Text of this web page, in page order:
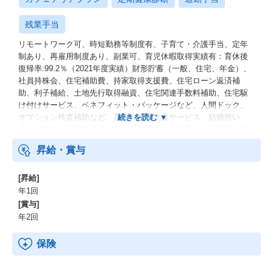
残業手当
リモートワーク可、時短勤務等制度有、子育て・介護手当、定年
制あり、再雇用制度あり、副業可、育児休暇取得実績有：育休後
復帰率:99.2％（2021年度実績）財形貯蓄（一般、住宅、年金）、
社員持株会、住宅補助費、持家取得支援費、住宅ローン返済補
助、利子補給、土地先行取得融資、住宅関連手数料補助、住宅駆
け付けサービス、ベネフィット・パッケージなど、人間ドック、
オプション検査補助など、育児・介護支援サービス、結婚祝い
金、確定拠出年金）、電気通信共済会(個人年金、遺児育英基金)
昇給・賞与
[昇給]
年1回
[賞与]
年2回
保険